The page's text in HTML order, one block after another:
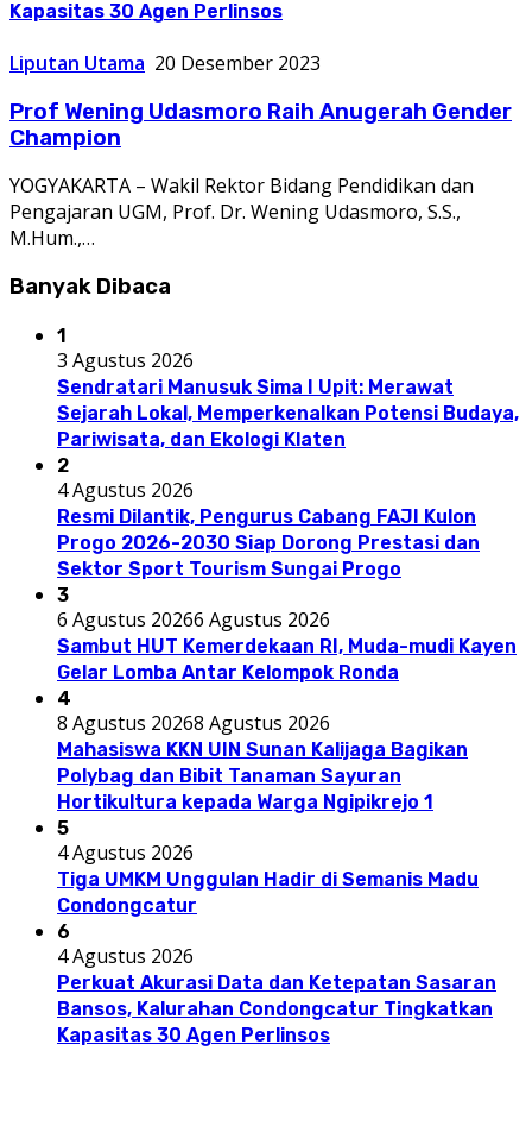
Kapasitas 30 Agen Perlinsos
Liputan Utama 20 Desember 2023
Prof Wening Udasmoro Raih Anugerah Gender
Champion
YOGYAKARTA – Wakil Rektor Bidang Pendidikan dan
Pengajaran UGM, Prof. Dr. Wening Udasmoro, S.S.,
M.Hum.,…
Banyak Dibaca
1
3 Agustus 2026
Sendratari Manusuk Sima I Upit: Merawat
Sejarah Lokal, Memperkenalkan Potensi Budaya,
Pariwisata, dan Ekologi Klaten
2
4 Agustus 2026
Resmi Dilantik, Pengurus Cabang FAJI Kulon
Progo 2026-2030 Siap Dorong Prestasi dan
Sektor Sport Tourism Sungai Progo
3
6 Agustus 20266 Agustus 2026
Sambut HUT Kemerdekaan RI, Muda-mudi Kayen
Gelar Lomba Antar Kelompok Ronda
4
8 Agustus 20268 Agustus 2026
Mahasiswa KKN UIN Sunan Kalijaga Bagikan
Polybag dan Bibit Tanaman Sayuran
Hortikultura kepada Warga Ngipikrejo 1
5
4 Agustus 2026
Tiga UMKM Unggulan Hadir di Semanis Madu
Condongcatur
6
4 Agustus 2026
Perkuat Akurasi Data dan Ketepatan Sasaran
Bansos, Kalurahan Condongcatur Tingkatkan
Kapasitas 30 Agen Perlinsos